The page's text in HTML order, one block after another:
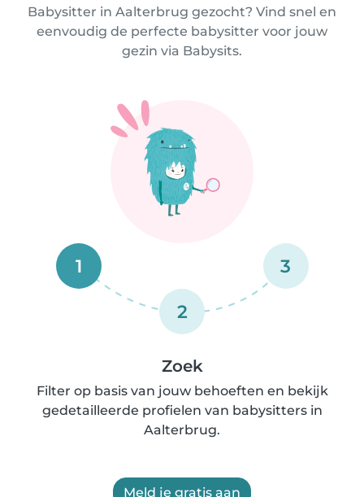
Babysitter in Aalterbrug gezocht? Vind snel en
eenvoudig de perfecte babysitter voor jouw
gezin via Babysits.
1
2
3
Zoek
Filter op basis van jouw behoeften en bekijk
gedetailleerde profielen van babysitters in
Aalterbrug.
Meld je gratis aan